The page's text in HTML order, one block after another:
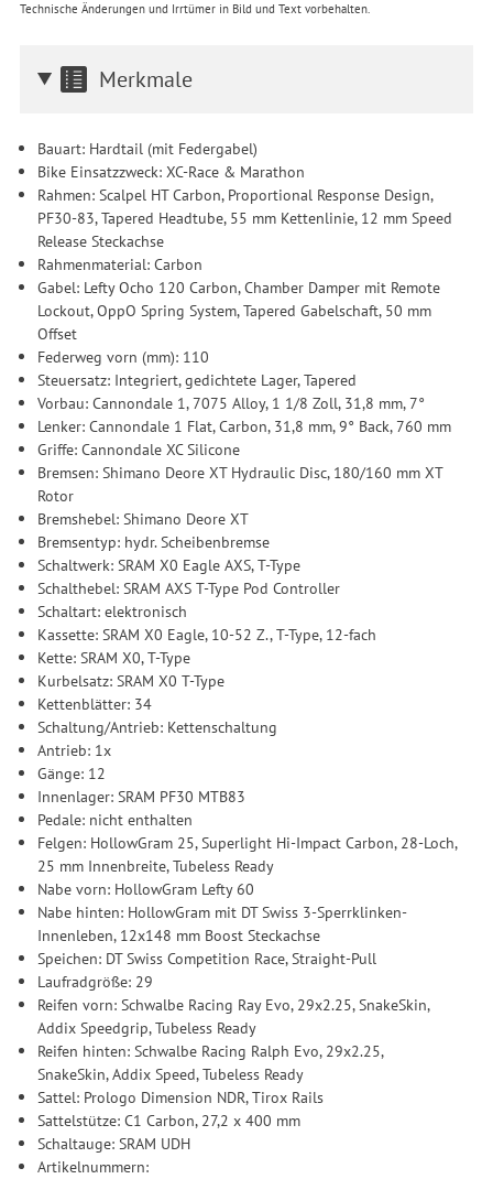
Technische Änderungen und Irrtümer in Bild und Text vorbehalten.
Merkmale
Bauart: Hardtail (mit Federgabel)
Bike Einsatzzweck: XC-Race & Marathon
Rahmen: Scalpel HT Carbon, Proportional Response Design,
PF30-83, Tapered Headtube, 55 mm Kettenlinie, 12 mm Speed
Release Steckachse
Rahmenmaterial: Carbon
Gabel: Lefty Ocho 120 Carbon, Chamber Damper mit Remote
Lockout, OppO Spring System, Tapered Gabelschaft, 50 mm
Offset
Federweg vorn (mm): 110
Steuersatz: Integriert, gedichtete Lager, Tapered
Vorbau: Cannondale 1, 7075 Alloy, 1 1/8 Zoll, 31,8 mm, 7°
Lenker: Cannondale 1 Flat, Carbon, 31,8 mm, 9° Back, 760 mm
Griffe: Cannondale XC Silicone
Bremsen: Shimano Deore XT Hydraulic Disc, 180/160 mm XT
Rotor
Bremshebel: Shimano Deore XT
Bremsentyp: hydr. Scheibenbremse
Schaltwerk: SRAM X0 Eagle AXS, T-Type
Schalthebel: SRAM AXS T-Type Pod Controller
Schaltart: elektronisch
Kassette: SRAM X0 Eagle, 10-52 Z., T-Type, 12-fach
Kette: SRAM X0, T-Type
Kurbelsatz: SRAM X0 T-Type
Kettenblätter: 34
Schaltung/Antrieb: Kettenschaltung
Antrieb: 1x
Gänge: 12
Innenlager: SRAM PF30 MTB83
Pedale: nicht enthalten
Felgen: HollowGram 25, Superlight Hi-Impact Carbon, 28-Loch,
25 mm Innenbreite, Tubeless Ready
Nabe vorn: HollowGram Lefty 60
Nabe hinten: HollowGram mit DT Swiss 3-Sperrklinken-
Innenleben, 12x148 mm Boost Steckachse
Speichen: DT Swiss Competition Race, Straight-Pull
Laufradgröße: 29
Reifen vorn: Schwalbe Racing Ray Evo, 29x2.25, SnakeSkin,
Addix Speedgrip, Tubeless Ready
Reifen hinten: Schwalbe Racing Ralph Evo, 29x2.25,
SnakeSkin, Addix Speed, Tubeless Ready
Sattel: Prologo Dimension NDR, Tirox Rails
Sattelstütze: C1 Carbon, 27,2 x 400 mm
Schaltauge: SRAM UDH
Artikelnummern: